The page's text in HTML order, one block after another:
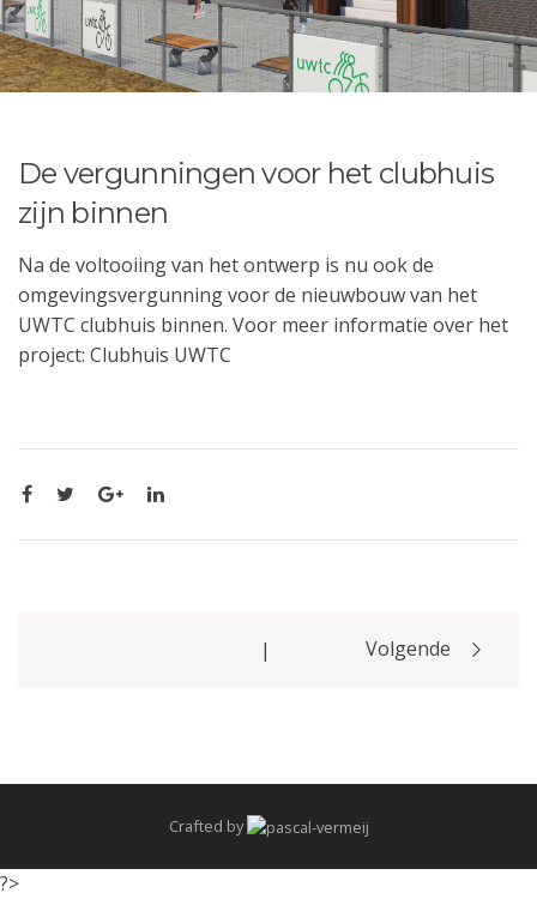
De vergunningen voor het clubhuis
zijn binnen
Na de voltooiing van het ontwerp is nu ook de
omgevingsvergunning voor de nieuwbouw van het
UWTC clubhuis binnen. Voor meer informatie over het
project: Clubhuis UWTC
| Volgende
Crafted by
?>